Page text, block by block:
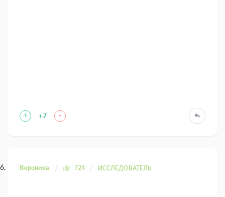
+ +7 -
Вероника 724 ИССЛЕДОВАТЕЛЬ